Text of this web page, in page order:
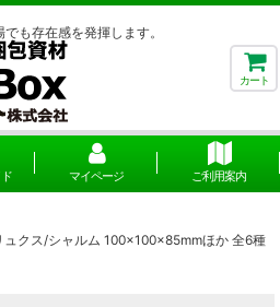
も存在感を発揮します。
カート
マイページ ご利用案内
クス/シャルム 100×100×85mmほか 全6種